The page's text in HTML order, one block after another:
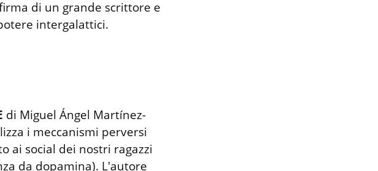
di un grande scrittore e
intergalattici.
di Miguel Ángel Martínez-
i meccanismi perversi
ai social dei nostri ragazzi
da dopamina). L'autore